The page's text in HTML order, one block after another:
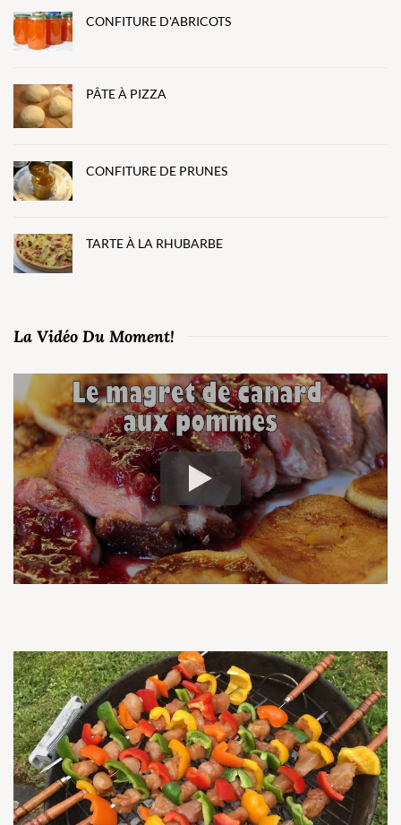
CONFITURE D'ABRICOTS
PÂTE À PIZZA
CONFITURE DE PRUNES
TARTE À LA RHUBARBE
La Vidéo Du Moment!